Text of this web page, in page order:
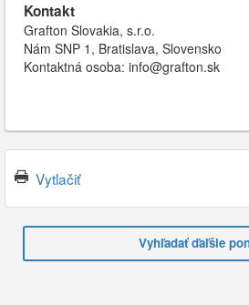
Kontakt
Grafton Slovakia, s.r.o.
Nám SNP 1, Bratislava, Slovensko
Kontaktná osoba: info@grafton.sk
Vytlačiť
Vyhľadať ďaľšie